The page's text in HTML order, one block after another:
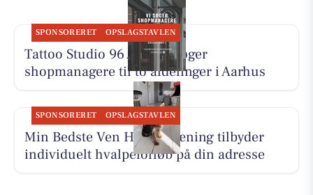
SPONSORERET OPSLAGSTAVLEN
Tattoo Studio 96 Aarhus søger
shopmanagere til to afdelinger i Aarhus
SPONSORERET OPSLAGSTAVLEN
Min Bedste Ven Hundetræning tilbyder
individuelt hvalpeforløb på din adresse